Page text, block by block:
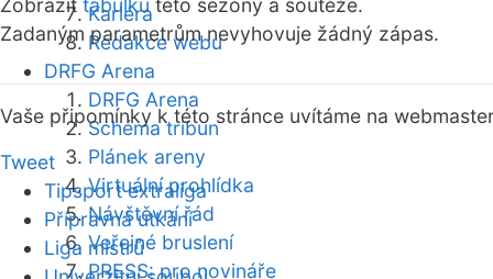
Kariéra
Redakce webu
DRFG Arena
DRFG Arena
Schéma tribun
Plánek areny
Virtuální prohlídka
Návštěvní řád
Veřejné bruslení
PRESS: pro novináře
Zobrazit tabulku této sezóny a soutěže.
Zadaným parametrům nevyhovuje žádný zápas.
Vaše připomínky k této stránce uvítáme na webmaster
Tweet
Tipsport extraliga
Přípravná utkání
Liga mistrů